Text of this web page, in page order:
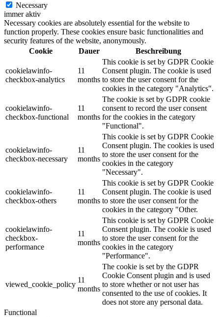
Necessary
immer aktiv
Necessary cookies are absolutely essential for the website to
function properly. These cookies ensure basic functionalities and
security features of the website, anonymously.
Cookie
Dauer Beschreibung
cookielawinfo-
checkbox-analytics
11
months
This cookie is set by GDPR Cookie
Consent plugin. The cookie is used
to store the user consent for the
cookies in the category "Analytics".
cookielawinfo-
checkbox-functional
11
months
The cookie is set by GDPR cookie
consent to record the user consent
for the cookies in the category
"Functional".
cookielawinfo-
checkbox-necessary
11
months
This cookie is set by GDPR Cookie
Consent plugin. The cookies is used
to store the user consent for the
cookies in the category
"Necessary".
cookielawinfo-
checkbox-others
11
months
This cookie is set by GDPR Cookie
Consent plugin. The cookie is used
to store the user consent for the
cookies in the category "Other.
cookielawinfo-
checkbox-
performance
11
months
This cookie is set by GDPR Cookie
Consent plugin. The cookie is used
to store the user consent for the
cookies in the category
"Performance".
viewed_cookie_policy
11
months
The cookie is set by the GDPR
Cookie Consent plugin and is used
to store whether or not user has
consented to the use of cookies. It
does not store any personal data.
Functional